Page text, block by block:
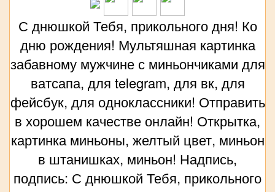
С днюшкой Тебя, прикольного дня! Ко
дню рождения! Мультяшная картинка
забавному мужчине с миньончиками для
ватсапа, для telegram, для вк, для
фейсбук, для одноклассники! Отправить
в хорошем качестве онлайн! Открытка,
картинка миньоны, желтый цвет, миньон
в штанишках, миньон! Надпись,
подпись: С днюшкой Тебя, прикольного